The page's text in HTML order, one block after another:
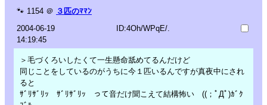
🐾 1154 ＠ ３匹のﾏﾏﾝ
2004-06-19
14:19:45
ID:4Oh/WPqE/.
＞毛づくろいしたくて一生懸命舐めてるんだけど
同じことをしているのがうちに今１匹いるんですが真夜中にされ
ると
ｻﾞﾘｻﾞﾘｯ ｻﾞﾘｻﾞﾘｯ って音だけ聞こえて結構怖い ((；ﾟДﾟ)ｶﾞｸ